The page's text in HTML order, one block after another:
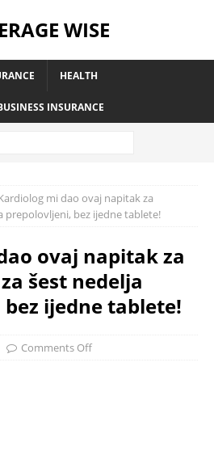
WISE
HEALTH
INSURANCE
mi dao ovaj napitak za
bez ijedne tablete!
ovaj napitak za
šest nedelja
ijedne tablete!
Comments Off